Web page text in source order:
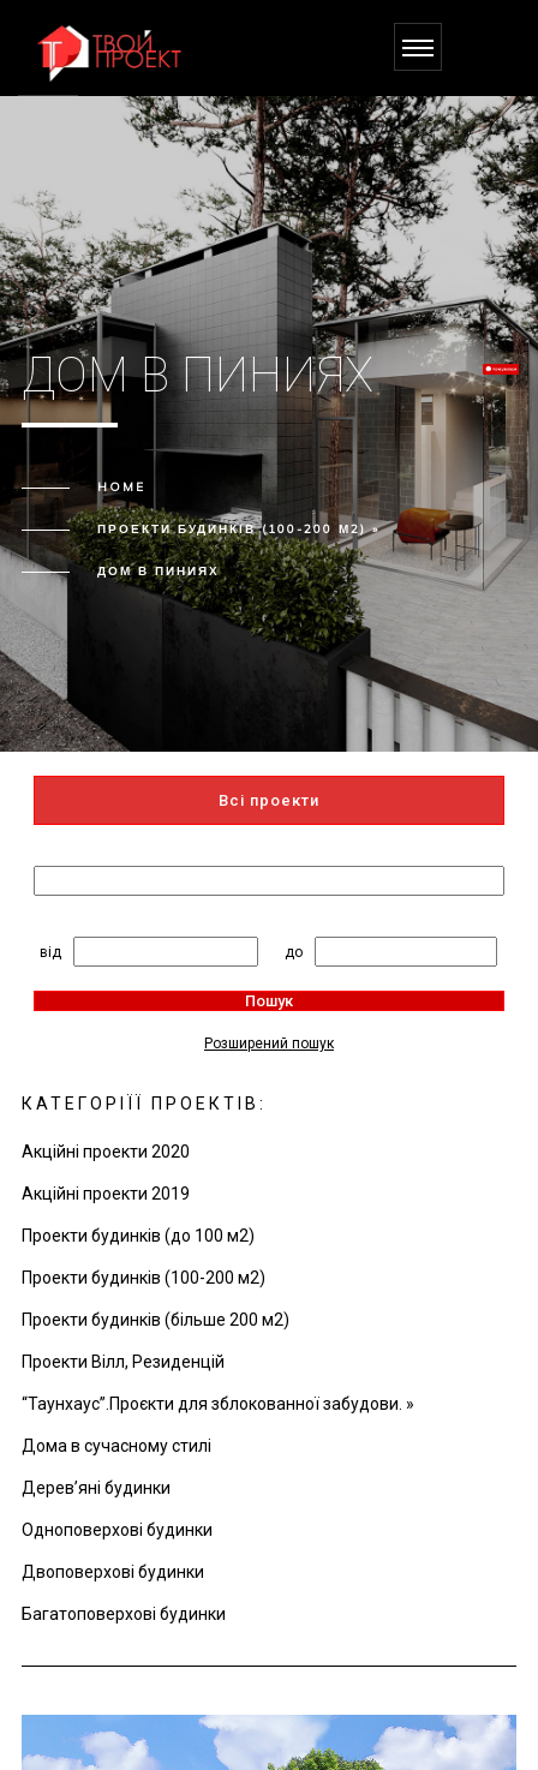
ДОМ В ПИНИЯХ
HOME
ПРОЕКТИ БУДИНКІВ (100-200 М2) »
ДОМ В ПИНИЯХ
Всі проекти
від
до
Пошук
Розширений пошук
КАТЕГОРІЇЇ ПРОЕКТІВ:
Акційні проекти 2020
Акційні проекти 2019
Проекти будинків (до 100 м2)
Проекти будинків (100-200 м2)
Проекти будинків (більше 200 м2)
Проекти Вілл, Резиденцій
“Таунхаус”.Проєкти для зблокованної забудови. »
Дома в сучасному стилі
Дерев’яні будинки
Одноповерхові будинки
Двоповерхові будинки
Багатоповерхові будинки